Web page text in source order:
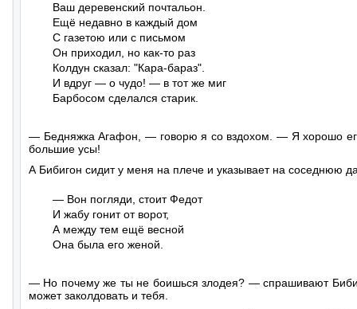
Ваш деревенский почтальон.
Ещё недавно в каждый дом
С газетою или с письмом
Он приходил, но как-то раз
Колдун сказал: "Кара-бараз".
И вдруг — о чудо! — в тот же миг
Барбосом сделался старик.
— Бедняжка Агафон, — говорю я со вздохом. — Я хорошо
большие усы!
А Бибигон сидит у меня на плече и указывает на соседнюю
— Вон погляди, стоит Федот
И жабу гонит от ворот,
А между тем ещё весной
Она была его женой.
— Но почему же ты не боишься злодея? — спрашивают
может заколдовать и тебя.